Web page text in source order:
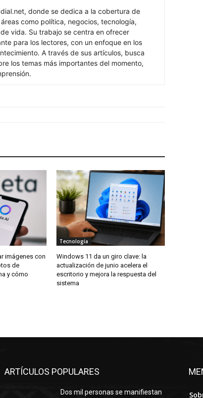
donde se dedica a la cobertura de
como política, negocios, tecnología,
vida. Su trabajo se centra en ofrecer
para los lectores, con un enfoque en los
A través de sus artículos, busca
los temas más importantes del momento,
imágenes con
de
y cómo
Tecnología
Windows 11 da un giro clave: la
actualización de junio acelera el
escritorio y mejora la respuesta del
sistema
ARTÍCULOS POPULARES
Dos mil personas se manifiestan